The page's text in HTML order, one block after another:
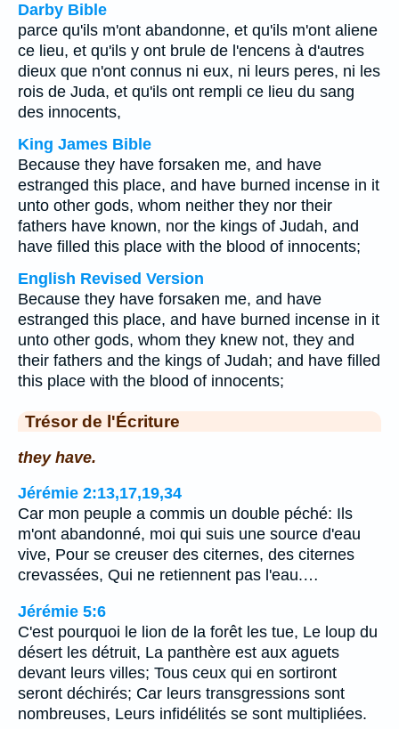
Darby Bible
parce qu'ils m'ont abandonne, et qu'ils m'ont aliene
ce lieu, et qu'ils y ont brule de l'encens à d'autres
dieux que n'ont connus ni eux, ni leurs peres, ni les
rois de Juda, et qu'ils ont rempli ce lieu du sang
des innocents,
King James Bible
Because they have forsaken me, and have
estranged this place, and have burned incense in it
unto other gods, whom neither they nor their
fathers have known, nor the kings of Judah, and
have filled this place with the blood of innocents;
English Revised Version
Because they have forsaken me, and have
estranged this place, and have burned incense in it
unto other gods, whom they knew not, they and
their fathers and the kings of Judah; and have filled
this place with the blood of innocents;
Trésor de l'Écriture
they have.
Jérémie 2:13,17,19,34
Car mon peuple a commis un double péché: Ils
m'ont abandonné, moi qui suis une source d'eau
vive, Pour se creuser des citernes, des citernes
crevassées, Qui ne retiennent pas l'eau.…
Jérémie 5:6
C'est pourquoi le lion de la forêt les tue, Le loup du
désert les détruit, La panthère est aux aguets
devant leurs villes; Tous ceux qui en sortiront
seront déchirés; Car leurs transgressions sont
nombreuses, Leurs infidélités se sont multipliées.